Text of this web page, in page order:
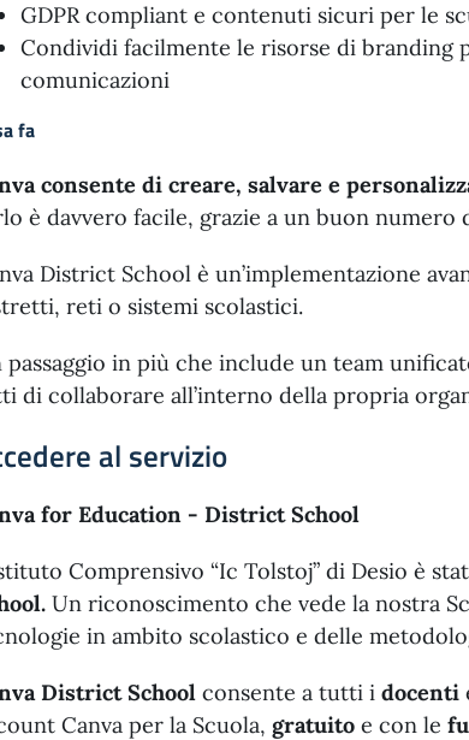
GDPR compliant e contenuti sicuri per le
Condividi facilmente le risorse di branding
comunicazioni
fa
consente di creare, salvare e
è davvero facile, grazie a un buon
District School è un’implementazione
reti o sistemi scolastici.
passaggio in più che include un team
di collaborare all’interno della propria
al servizio
for Education - District School
Comprensivo “Ic Tolstoj” di Desio è
Un riconoscimento che vede la nostra
in ambito scolastico e delle
District School consente a tutti i docenti
Canva per la Scuola, gratuito e con le